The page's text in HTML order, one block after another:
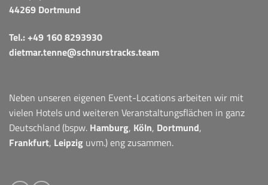
44269 Dortmund
Tel.:+49 160 8293930
dietmar.tenne@schnurstracks.team
Neben unseren eigenen Event-Locations arbeiten wir mit
vielen Hotels und weiteren Veranstaltungsflächen in ganz
Deutschland (bspw. Hamburg, Köln, Dortmund,
Frankfurt, Leipzig uvm.) eng zusammen.